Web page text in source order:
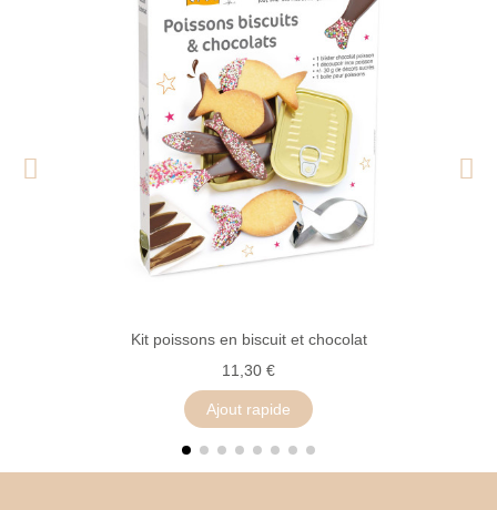
Kit poissons en biscuit et chocolat
11,30 €
Ajout rapide